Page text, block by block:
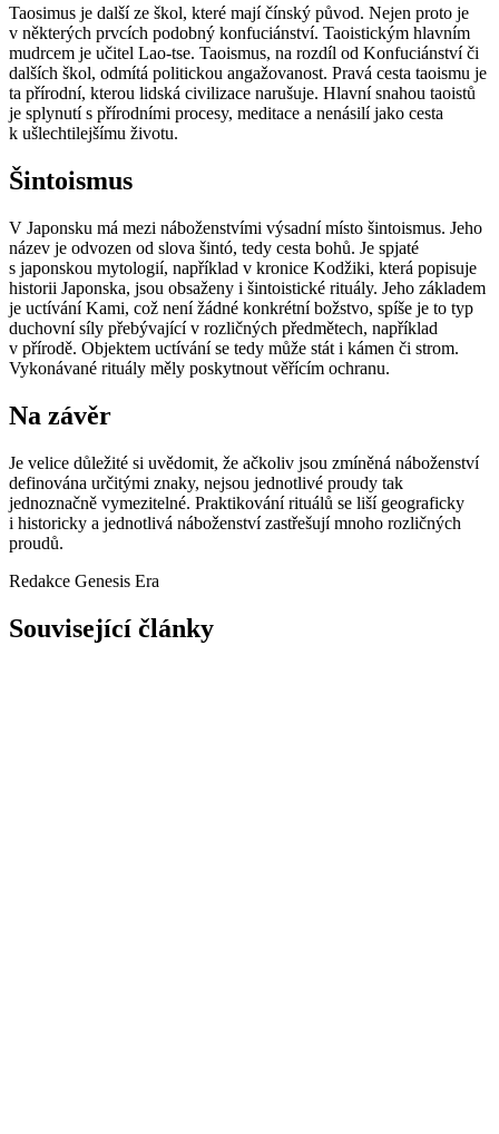
Taosimus je další ze škol, které mají čínský původ. Nejen proto je
v některých prvcích podobný konfuciánství. Taoistickým hlavním
mudrcem je učitel Lao-tse. Taoismus, na rozdíl od Konfuciánství či
dalších škol, odmítá politickou angažovanost. Pravá cesta taoismu je
ta přírodní, kterou lidská civilizace narušuje. Hlavní snahou taoistů
je splynutí s přírodními procesy, meditace a nenásilí jako cesta
k ušlechtilejšímu životu.
Šintoismus
V Japonsku má mezi náboženstvími výsadní místo šintoismus. Jeho
název je odvozen od slova šintó, tedy cesta bohů. Je spjaté
s japonskou mytologií, například v kronice Kodžiki, která popisuje
historii Japonska, jsou obsaženy i šintoistické rituály. Jeho základem
je uctívání Kami, což není žádné konkrétní božstvo, spíše je to typ
duchovní síly přebývající v rozličných předmětech, například
v přírodě. Objektem uctívání se tedy může stát i kámen či strom.
Vykonávané rituály měly poskytnout věřícím ochranu.
Na závěr
Je velice důležité si uvědomit, že ačkoliv jsou zmíněná náboženství
definována určitými znaky, nejsou jednotlivé proudy tak
jednoznačně vymezitelné. Praktikování rituálů se liší geograficky
i historicky a jednotlivá náboženství zastřešují mnoho rozličných
proudů.
Redakce Genesis Era
Související články